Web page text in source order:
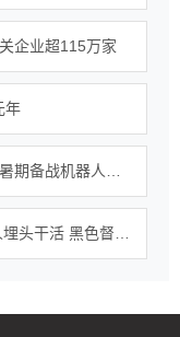
企业超115万家
年